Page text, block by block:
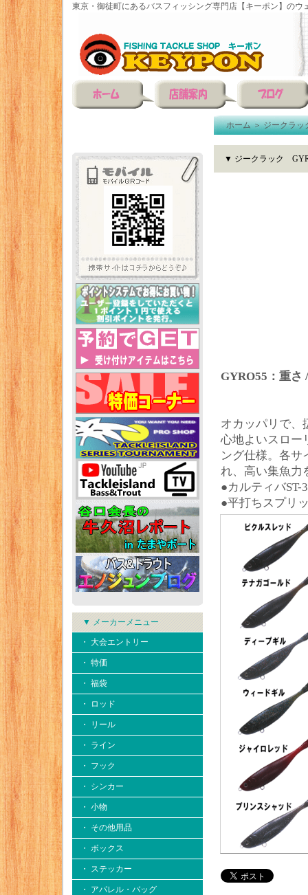
東京・御徒町にあるバスフィッシング専門店【キーポン】のウ
▼ メーカーメニュー
・ 大会エントリー
・ 特価
・ 福袋
・ ロッド
・ リール
・ ライン
・ フック
・ シンカー
・ 小物
・ その他用品
・ ボックス
・ ステッカー
・ アパレル・バッグ
ホーム＞ジークラッ
▼ ジークラック
GYRO55：重
オカッパリで、
心地よいスロー
ング仕様。各サ
れ、高い集魚力
●カルティバST-
●平打ちスプリ